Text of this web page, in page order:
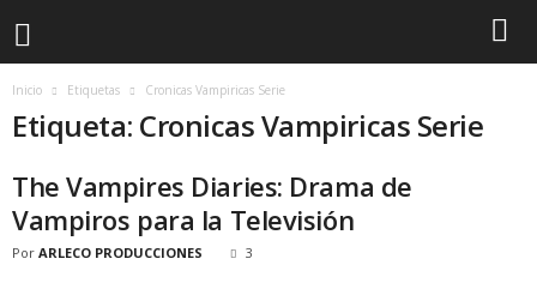
Inicio Etiquetas Cronicas Vampiricas Serie
Etiqueta: Cronicas Vampiricas Serie
The Vampires Diaries: Drama de
Vampiros para la Televisión
Por ARLECO PRODUCCIONES 3